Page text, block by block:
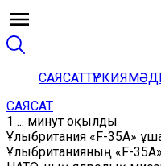
САЯСАТТҮРКИЯ
САЯСАТ
1 ... минут оқылды
Ұлыбритания «F-35A»
Ұлыбританияның «F-